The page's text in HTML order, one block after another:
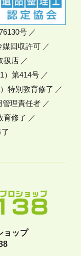
号
媒回収許可
扱店
）第414号
特別教育修了
管理責任者
育修了
ョップ